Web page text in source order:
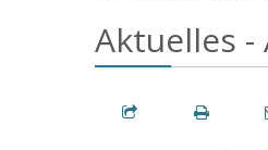
Aktuelles -